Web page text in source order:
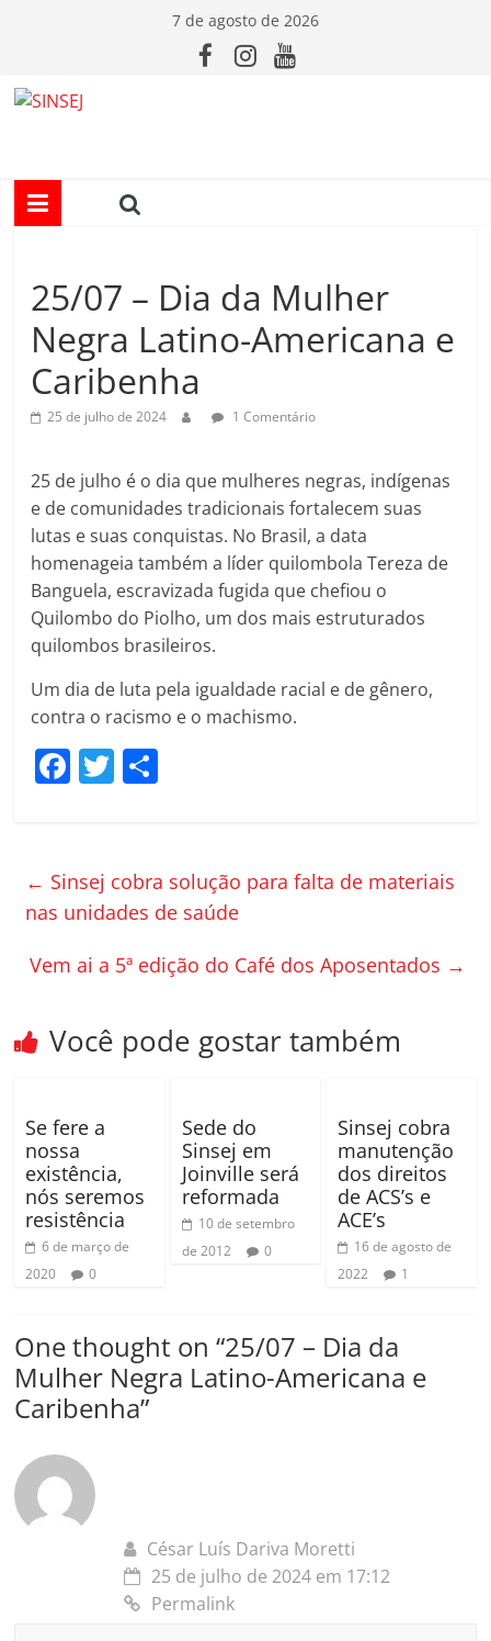
conteúdo
7 de agosto de 2026
I
S
E
25/07 – Dia da Mulher
Negra Latino-Americana e
Caribenha
25 de julho de 2024 1 Comentário
25 de julho é o dia que mulheres negras, indígenas
e de comunidades tradicionais fortalecem suas
lutas e suas conquistas. No Brasil, a data
homenageia também a líder quilombola Tereza de
Banguela, escravizada fugida que chefiou o
Quilombo do Piolho, um dos mais estruturados
quilombos brasileiros.
Um dia de luta pela igualdade racial e de gênero,
contra o racismo e o machismo.
F
e
b
o
T
er p
ar
h
← Sinsej cobra solução para falta de materiais
nas unidades de saúde
Vem ai a 5ª edição do Café dos Aposentados →
Você pode gostar também
Se fere a
nossa
existência,
nós seremos
resistência
6 de março de
2020
0
Sede do
Sinsej em
Joinville será
reformada
10 de setembro
de 2012
0
Sinsej cobra
manutenção
dos direitos
de ACS’s e
ACE’s
16 de agosto de
2022
1
One thought on “25/07 – Dia da
Mulher Negra Latino-Americana e
Caribenha”
César Luís Dariva Moretti
25 de julho de 2024 em 17:12
Permalink